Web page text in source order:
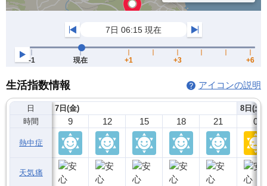
生活指数情報 アイコンの説明
日
時間
熱中症
天気痛
7日(金)
9 12 15 18 21
8日(土)
0